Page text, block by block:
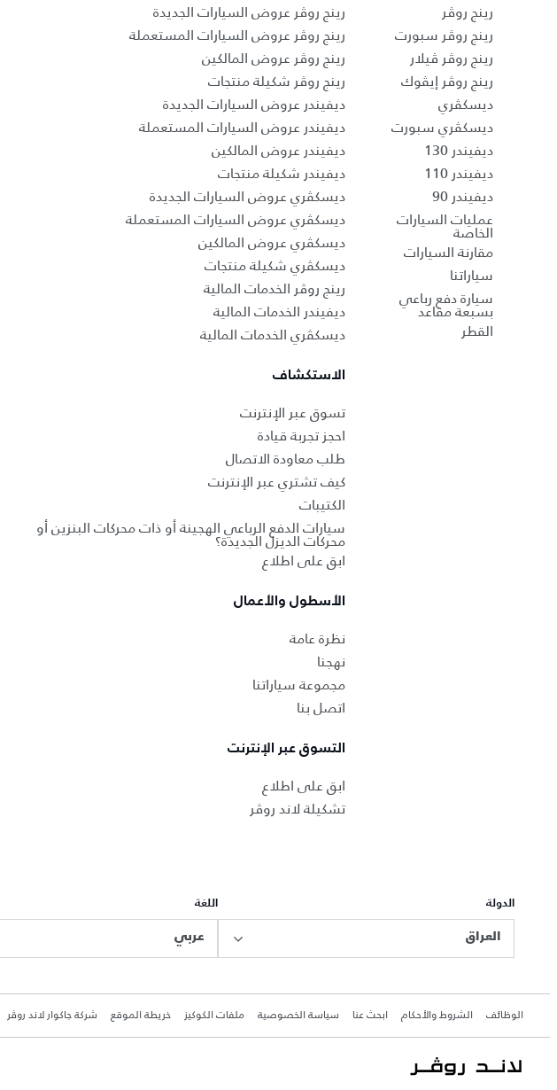
رينج روڤر
رينج روڤر سبورت
رينج روڤر ڤيلار
رينج روڤر إيڤوك
ديسكڤري
ديسكڤري سبورت
ديفيندر 130
ديفيندر 110
ديفيندر 90
عمليات السيارات
الخاصة
مقارنة السيارات
سياراتنا
سيارة دفع رباعي
بسبعة مقاعد
القطر
رينج روڤر عروض السيارات الجديدة
رينج روڤر عروض السيارات المستعملة
رينج روڤر عروض المالكين
رينج روڤر شكيلة منتجات
ديفيندر عروض السيارات الجديدة
ديفيندر عروض السيارات المستعملة
ديفيندر عروض المالكين
ديفيندر شكيلة منتجات
ديسكڤري عروض السيارات الجديدة
ديسكڤري عروض السيارات المستعملة
ديسكڤري عروض المالكين
ديسكڤري شكيلة منتجات
رينج روڤر الخدمات المالية
ديفيندر الخدمات المالية
ديسكڤري الخدمات المالية
الاستكشاف
تسوق عبر الإنترنت
احجز تجربة قيادة
طلب معاودة الاتصال
كيف تشتري عبر الإنترنت
الكتيبات
سيارات الدفع الرباعي الهجينة أو ذات محركات البنزين أو
محركات الديزل الجديدة؟
ابق على اطلاع
الأسطول والأعمال
نظرة عامة
نهجنا
مجموعة سياراتنا
اتصل بنا
التسوق عبر الإنترنت
ابق على اطلاع
تشكيلة لاند روڤر
الدولة
العراق
اللغة
عربي
الوظائف الشروط والأحكام ابحث عنا سياسة الخصوصية ملفات الكوكيز خريطة الموقع شركة جاكوار لاند روڤر